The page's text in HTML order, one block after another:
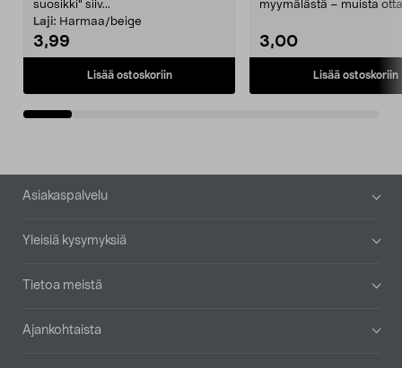
suosikki" siiv...
Laji: Harmaa/beige
3,99
Lisää ostoskoriin
myymälästä – muista
3,00
Lisää ostoskoriin
Alatunniste
Asiakaspalvelu
Yleisiä kysymyksiä
Tietoa meistä
Ajankohtaista